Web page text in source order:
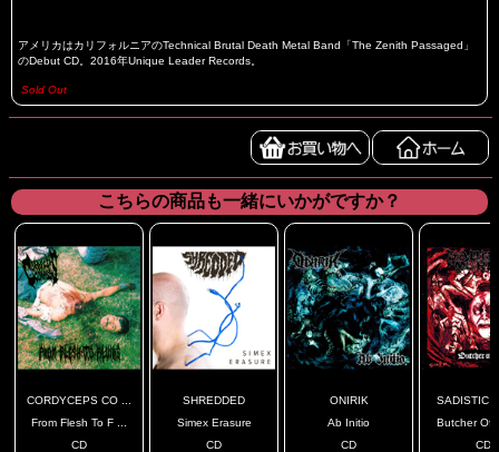
アメリカはカリフォルニアのTechnical Brutal Death Metal Band「The Zenith Passaged」
のDebut CD。2016年Unique Leader Records。
Sold Out
こちらの商品も一緒にいかがですか？
CORDYCEPS CO ...
From Flesh To F ...
CD
SHREDDED
Simex Erasure
CD
ONIRIK
Ab Initio
CD
SADISTIC
Butcher Of
CD